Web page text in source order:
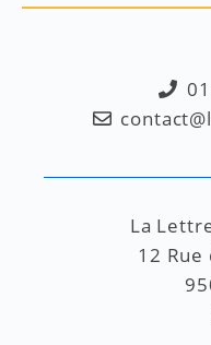
La
12 Rue